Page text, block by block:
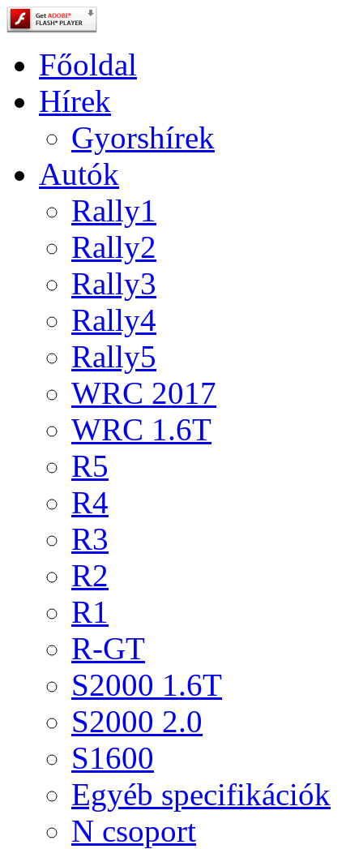
Főoldal
Hírek
Gyorshírek
Autók
Rally1
Rally2
Rally3
Rally4
Rally5
WRC 2017
WRC 1.6T
R5
R4
R3
R2
R1
R-GT
S2000 1.6T
S2000 2.0
S1600
Egyéb specifikációk
N csoport